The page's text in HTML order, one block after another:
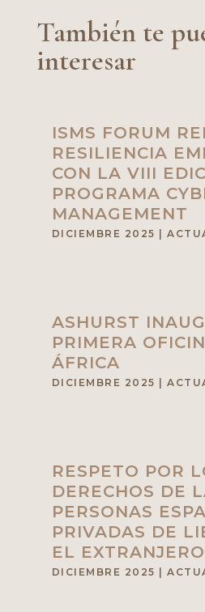
También te
interesar
ISMS FORUM
RESILIENCIA
CON LA VIII
PROGRAMA
MANAGEMENT
DICIEMBRE 2025 |
ASHURST
PRIMERA
ÁFRICA
DICIEMBRE 2025 |
RESPETO POR
DERECHOS DE
PERSONAS
PRIVADAS DE
EL EXTRANJERO
DICIEMBRE 2025 |